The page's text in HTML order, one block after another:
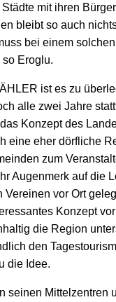
mit ihren
bleibt so auch
bei einem
so Eroglu.
ist es zu
alle zwei Jahre
Konzept des
eine eher dörfliche
zum
Augenmerk auf die
Vereinen vor Ort
Konzept
die Region
den
die Idee.
seinen Mittelzentren